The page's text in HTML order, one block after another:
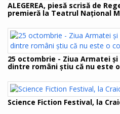
ALEGEREA, piesă scrisă de
premieră la Teatrul Național
25 octombrie - Ziua Armatei
dintre români știu că nu este
Science Fiction Festival, la